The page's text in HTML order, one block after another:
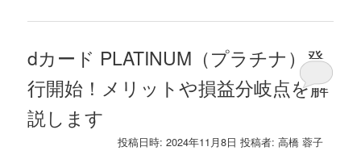
dカード PLATINUM（プラチナ）発
行開始！メリットや損益分岐点を解
説します
投稿日時:2024年11月8日 投稿者:高橋 蓉子